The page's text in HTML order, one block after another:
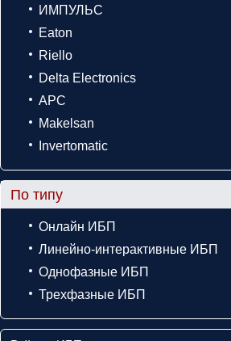
ИМПУЛЬС
Eaton
Riello
Delta Electronics
APC
Makelsan
Invertomatic
По типу
Онлайн ИБП
Линейно-интерактивные ИБП
Однофазные ИБП
Трехфазные ИБП